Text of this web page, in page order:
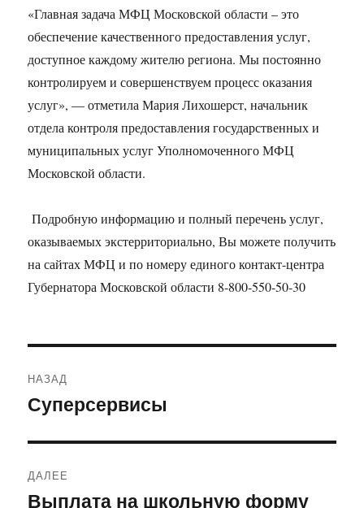
«Главная задача МФЦ Московской области – это
обеспечение качественного предоставления услуг,
доступное каждому жителю региона. Мы постоянно
контролируем и совершенствуем процесс оказания
услуг», — отметила Мария Лихошерст, начальник
отдела контроля предоставления государственных и
муниципальных услуг Уполномоченного МФЦ
Московской области.
Подробную информацию и полный перечень услуг,
оказываемых экстерриториально, Вы можете получить
на сайтах МФЦ и по номеру единого контакт-центра
Губернатора Московской области 8-800-550-50-30
по
НАЗАД
Предыдущая
Суперсервисы
ДАЛЕЕ
Следующая
Выплата на школьную форму